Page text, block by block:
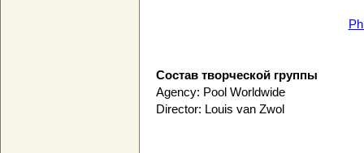
Состав творческой группы
Agency: Pool Worldwide
Director: Louis van Zwol